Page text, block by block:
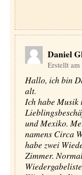
Daniel
Erstellt am
Hallo, ich bin
alt.
Ich habe Musik
und Mexiko.
namens Circa
habe zwei
Zimmer.